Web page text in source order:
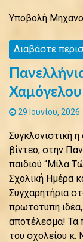
Υποβολή
Διαβάστε
Χαμόγελου
29 Ιουνίου, 2026
Συγκλονιστική
βίντεο, στην
παιδιού “Μίλα
Σχολική Ημέρα
Συγχαρητήρια
πρωτότυπη
αποτέλεσμα! Τα
του σχολείου κ.